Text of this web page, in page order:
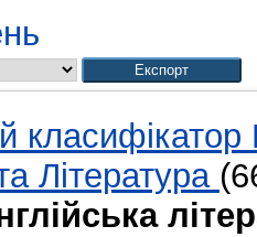
Література